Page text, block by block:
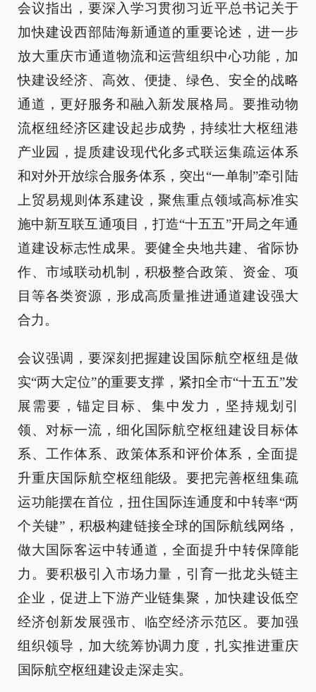
会议指出，要深入学习贯彻习近平总书记关于
加快建设西部陆海新通道的重要论述，进一步
放大重庆市通道物流和运营组织中心功能，加
快建设经济、高效、便捷、绿色、安全的战略
通道，更好服务和融入新发展格局。要推动物
流枢纽经济区建设起步成势，持续壮大枢纽港
产业园，提质建设现代化多式联运集疏运体系
和对外开放综合服务体系，突出“一单制”牵引陆
上贸易规则体系建设，聚焦重点领域高标准实
施中新互联互通项目，打造“十五五”开局之年通
道建设标志性成果。要健全央地共建、省际协
作、市域联动机制，积极整合政策、资金、项
目等各类资源，形成高质量推进通道建设强大
合力。
会议强调，要深刻把握建设国际航空枢纽是做
实“两大定位”的重要支撑，紧扣全市“十五五”发
展需要，锚定目标、集中发力，坚持规划引
领、对标一流，细化国际航空枢纽建设目标体
系、工作体系、政策体系和评价体系，全面提
升重庆国际航空枢纽能级。要把完善枢纽集疏
运功能摆在首位，扭住国际连通度和中转率“两
个关键”，积极构建链接全球的国际航线网络，
做大国际客运中转通道，全面提升中转保障能
力。要积极引入市场力量，引育一批龙头链主
企业，促进上下游产业链集聚，加快建设低空
经济创新发展强市、临空经济示范区。要加强
组织领导，加大统筹协调力度，扎实推进重庆
国际航空枢纽建设走深走实。